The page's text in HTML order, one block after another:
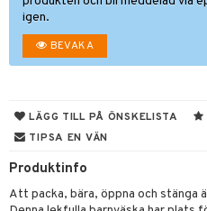
igen.
BEVAKA
LÄGG TILL PÅ ÖNSKELISTA
TIPSA EN VÄN
Produktinfo
Att packa, bära, öppna och stänga
& Strumpor
gå vagnar
bitar
svar